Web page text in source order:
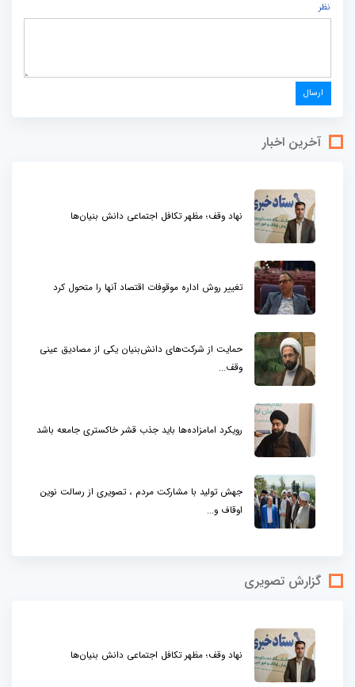
نظر
آخرین اخبار
نهاد وقف؛ مظهر تکافل اجتماعی دانش بنیان‌ها
تغییر روش اداره موقوفات اقتصاد آنها را متحول کرد
حمایت از شرکت‌های دانش‌بنیان یکی از مصادیق عینی
وقف...
رویکرد امامزاده‌ها باید جذب قشر خاکستری جامعه باشد
جهش تولید با مشارکت مردم ، تصویری از رسالت نوین
اوقاف و...
گزارش تصویری
نهاد وقف؛ مظهر تکافل اجتماعی دانش بنیان‌ها